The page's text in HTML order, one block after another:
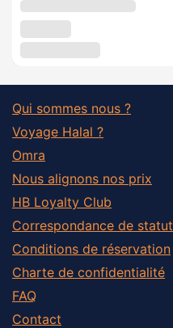
Qui sommes nous ?
Voyage Halal ?
Omra
Nous alignons nos prix
HB Loyalty Club
Correspondance de statut
Conditions de réservation
Charte de confidentialité
FAQ
Contact